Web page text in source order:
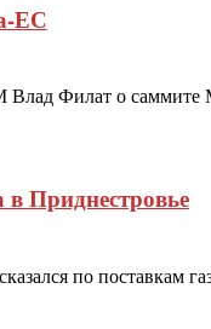
ЕС
Филат о саммите
Приднестровье
по поставкам